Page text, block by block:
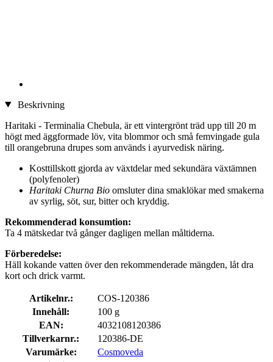
Beskrivning
Haritaki - Terminalia Chebula, är ett vintergrönt träd upp till 20 m
högt med äggformade löv, vita blommor och små femvingade gula
till orangebruna drupes som används i ayurvedisk näring.
Kosttillskott gjorda av växtdelar med sekundära växtämnen
(polyfenoler)
Haritaki Churna Bio omsluter dina smaklökar med smakerna
av syrlig, söt, sur, bitter och kryddig.
Rekommenderad konsumtion:
Ta 4 mätskedar två gånger dagligen mellan måltiderna.
Förberedelse:
Häll kokande vatten över den rekommenderade mängden, låt dra
kort och drick varmt.
Artikelnr.:
COS-120386
Innehåll:
100 g
EAN:
4032108120386
Tillverkarnr.:
120386-DE
Varumärke:
Cosmoveda